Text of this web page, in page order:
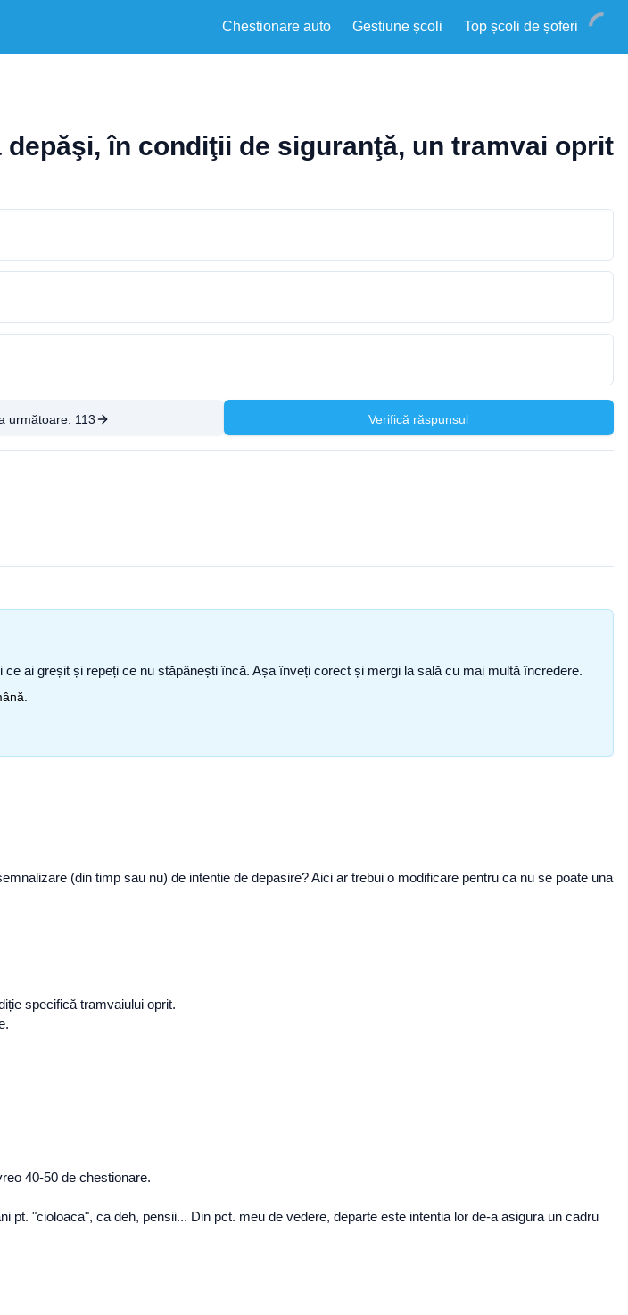
Chestionare auto Gestiune școli Top școli de șoferi
în condiţii de siguranţă, un tramvai oprit
următoare: 113 Verifică răspunsul
ai greșit și repeți ce nu stăpânești încă. Așa înveți corect și mergi la sală cu mai multă încredere.
(din timp sau nu) de intentie de depasire? Aici ar trebui o modificare pentru ca nu se poate una
specifică tramvaiului oprit.
40-50 de chestionare.
"cioloaca", ca deh, pensii... Din pct. meu de vedere, departe este intentia lor de-a asigura un cadru